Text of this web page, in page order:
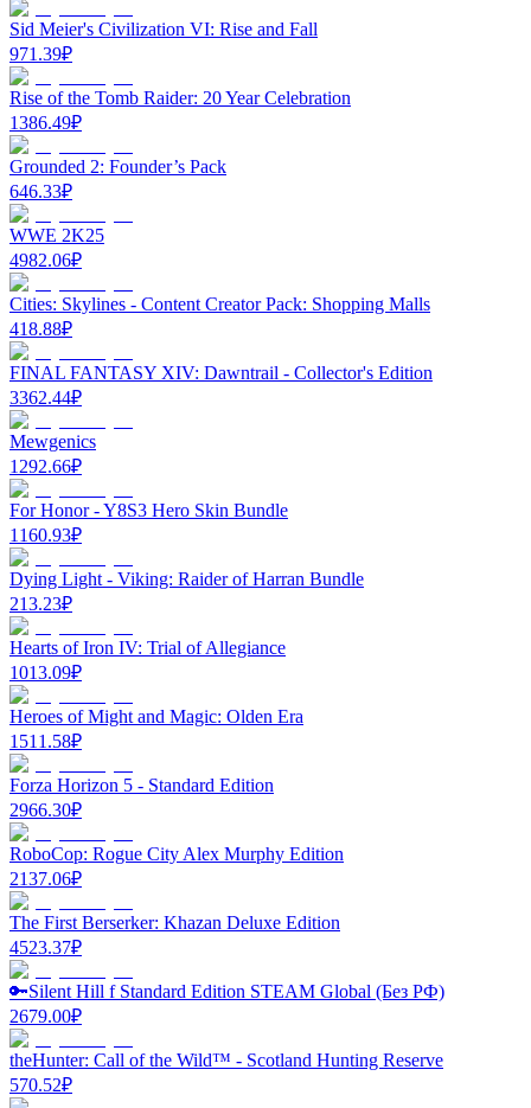
Sid Meier's Civilization VI: Rise and Fall
971.39₽
Rise of the Tomb Raider: 20 Year Celebration
1386.49₽
Grounded 2: Founder’s Pack
646.33₽
WWE 2K25
4982.06₽
Cities: Skylines - Content Creator Pack: Shopping Malls
418.88₽
FINAL FANTASY XIV: Dawntrail - Collector's Edition
3362.44₽
Mewgenics
1292.66₽
For Honor - Y8S3 Hero Skin Bundle
1160.93₽
Dying Light - Viking: Raider of Harran Bundle
213.23₽
Hearts of Iron IV: Trial of Allegiance
1013.09₽
Heroes of Might and Magic: Olden Era
1511.58₽
Forza Horizon 5 - Standard Edition
2966.30₽
RoboCop: Rogue City Alex Murphy Edition
2137.06₽
The First Berserker: Khazan Deluxe Edition
4523.37₽
🔑Silent Hill f Standard Edition STEAM Global (Без РФ)
2679.00₽
theHunter: Call of the Wild™ - Scotland Hunting Reserve
570.52₽